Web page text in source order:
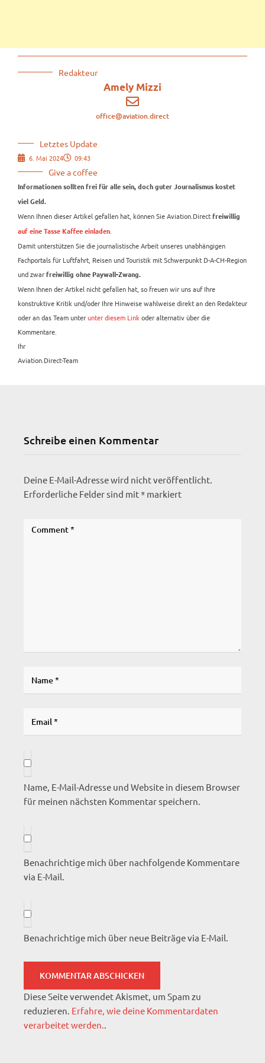
Redakteur
Amely Mizzi
office@aviation.direct
Letztes Update
6. Mai 2024 09:43
Give a coffee
Informationen sollten frei für alle sein, doch guter Journalismus kostet
viel Geld.
Wenn Ihnen dieser Artikel gefallen hat, können Sie Aviation.Direct freiwillig
auf eine Tasse Kaffee einladen
Damit unterstützen Sie die journalistische Arbeit unseres unabhängigen
Fachportals für Luftfahrt, Reisen und Touristik mit Schwerpunkt D-A-CH-Region
und zwar freiwillig ohne Paywall-Zwang.
Wenn Ihnen der Artikel nicht gefallen hat, so freuen wir uns auf Ihre
konstruktive Kritik und/oder Ihre Hinweise wahlweise direkt an den Redakteur
oder an das Team unterunter diesem Link oder alternativ über die
Kommentare.
Ihr
Aviation.Direct-Team
Schreibe einen Kommentar
Deine E-Mail-Adresse wird nicht veröffentlicht.
Erforderliche Felder sind mit* markiert
Name, E-Mail-Adresse und Website in diesem Browser
für meinen nächsten Kommentar speichern.
Benachrichtige mich über nachfolgende Kommentare
via E-Mail.
Benachrichtige mich über neue Beiträge via E-Mail.
Diese Seite verwendet Akismet, um Spam zu
reduzieren. Erfahre, wie deine Kommentardaten
verarbeitet werden..